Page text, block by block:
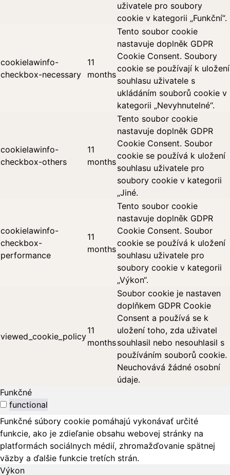
uživatele pro soubory
cookie v kategorii „Funkční“.
cookielawinfo-
checkbox-necessary
11
months
Tento soubor cookie
nastavuje doplněk GDPR
Cookie Consent. Soubory
cookie se používají k uložení
souhlasu uživatele s
ukládáním souborů cookie v
kategorii „Nevyhnutelné“.
cookielawinfo-
checkbox-others
11
months
Tento soubor cookie
nastavuje doplněk GDPR
Cookie Consent. Soubor
cookie se používá k uložení
souhlasu uživatele pro
soubory cookie v kategorii
„Jiné.
cookielawinfo-
checkbox-
performance
11
months
Tento soubor cookie
nastavuje doplněk GDPR
Cookie Consent. Soubor
cookie se používá k uložení
souhlasu uživatele pro
soubory cookie v kategorii
„Výkon“.
viewed_cookie_policy
11
months
Soubor cookie je nastaven
doplňkem GDPR Cookie
Consent a používá se k
uložení toho, zda uživatel
souhlasil nebo nesouhlasil s
používáním souborů cookie.
Neuchovává žádné osobní
údaje.
Funkčné
functional
Funkčné súbory cookie pomáhajú vykonávať určité
funkcie, ako je zdieľanie obsahu webovej stránky na
platformách sociálnych médií, zhromažďovanie spätnej
väzby a ďalšie funkcie tretích strán.
Výkon